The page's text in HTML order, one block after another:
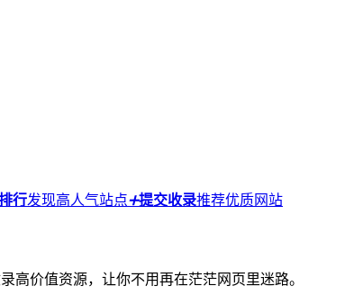
行发现高人气站点➕提交收录推荐优质网站
高价值资源，让你不用再在茫茫网页里迷路。